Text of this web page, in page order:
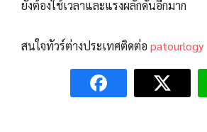
ยังต้องใช้เวลาและแรงผลักดันอีกมาก
สนใจทัวร์ต่างประเทศติดต่อ patourlogy